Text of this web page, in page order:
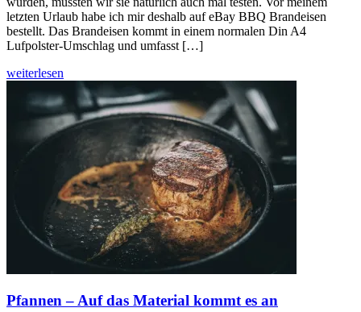
letzten Urlaub habe ich mir deshalb auf eBay BBQ Brandeisen
bestellt. Das Brandeisen kommt in einem normalen Din A4
Lufpolster-Umschlag und umfasst […]
weiterlesen
Pfannen – Auf das Material kommt es an